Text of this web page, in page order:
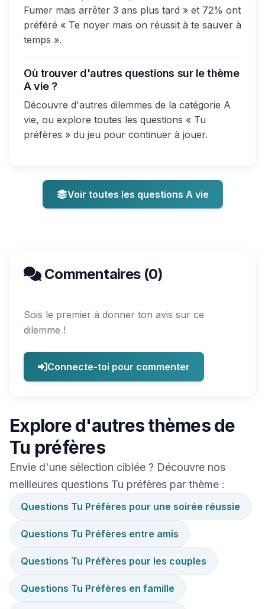
Fumer mais arrêter 3 ans plus tard » et 72% ont
préféré « Te noyer mais on réussit à te sauver à
temps ».
Où trouver d'autres questions sur le thème
A vie ?
Découvre d'autres dilemmes de la catégorie A
vie, ou explore toutes les questions « Tu
préfères » du jeu pour continuer à jouer.
Voir toutes les questions A vie
Commentaires (0)
Sois le premier à donner ton avis sur ce
dilemme !
Connecte-toi pour commenter
Explore d'autres thèmes de
Tu préfères
Envie d'une sélection ciblée ? Découvre nos
meilleures questions Tu préfères par thème :
Questions Tu Préfères pour une soirée réussie
Questions Tu Préfères entre amis
Questions Tu Préfères pour les couples
Questions Tu Préfères en famille